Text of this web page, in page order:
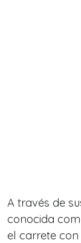
A través de
conocida
el carrete